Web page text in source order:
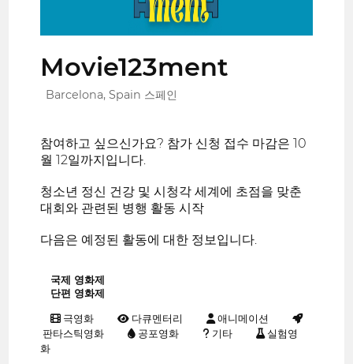
Movie123ment
Barcelona, Spain 스페인
참여하고 싶으신가요? 참가 신청 접수 마감은 10
월 12일까지입니다.
청소년 정신 건강 및 시청각 세계에 초점을 맞춘
대회와 관련된 병행 활동 시작
다음은 예정된 활동에 대한 정보입니다.
국제 영화제
단편 영화제
극영화 다큐멘터리
애니메이션
판타스틱영화
공포영화 기타
실험영
화